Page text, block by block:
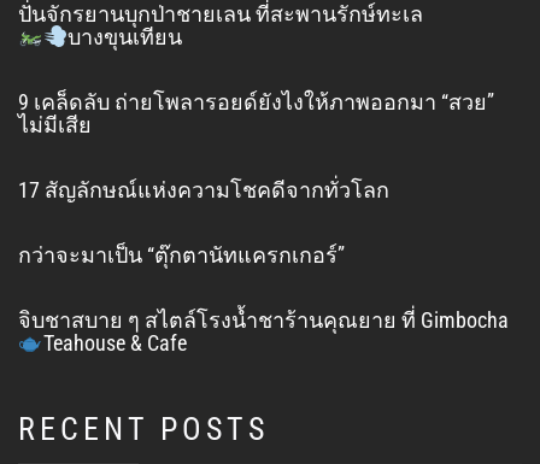
ปั่นจักรยานบุกป่าชายเลน ที่สะพานรักษ์ทะเล
บางขุนเทียน
9 เคล็ดลับ ถ่ายโพลารอยด์ยังไงให้ภาพออกมา “สวย”
ไม่มีเสีย
17 สัญลักษณ์แห่งความโชคดีจากทั่วโลก
กว่าจะมาเป็น “ตุ๊กตานัทแครกเกอร์”
จิบชาสบาย ๆ สไตล์โรงน้ำชาร้านคุณยาย ที่ Gimbocha
Teahouse & Cafe
RECENT POSTS